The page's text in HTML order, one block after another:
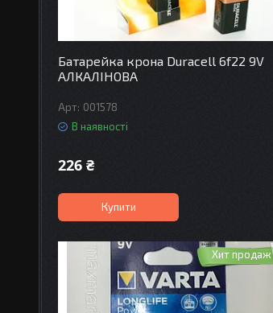
Батарейка крона Duracell 6f22 9V
АЛКАЛІНОВА
001578
В наявності
226 ₴
Купити
Хит продаж